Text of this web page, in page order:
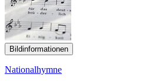
Bildinformationen
Nationalhymne